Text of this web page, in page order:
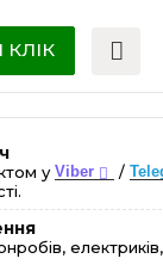
КЛІК
уViber /